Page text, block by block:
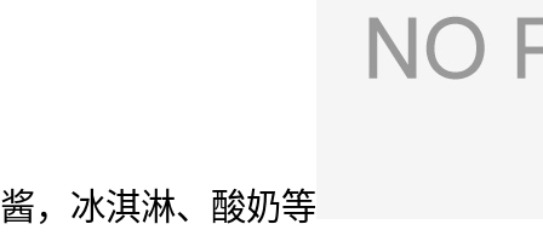
酱，冰淇淋、酸奶等